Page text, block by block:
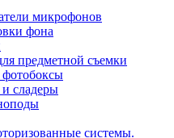
микрофонов
фона
предметной съемки
сладеры
системы.